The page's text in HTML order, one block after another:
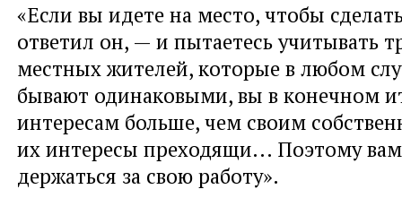
«Если вы идете на место, чтобы
ответил он, — и пытаетесь учитывать
местных жителей, которые в любом
бывают одинаковыми, вы в конечном
интересам больше, чем своим
их интересы преходящи... Поэтому
держаться за свою работу».